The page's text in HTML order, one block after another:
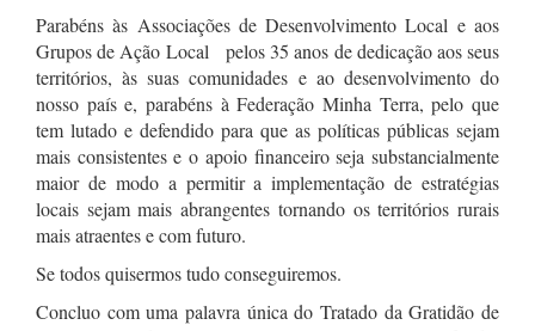
Parabéns às Associações de Desenvolvimento Local e aos
Grupos de Ação Local pelos 35 anos de dedicação aos seus
territórios, às suas comunidades e ao desenvolvimento do
nosso país e, parabéns à Federação Minha Terra, pelo que
tem lutado e defendido para que as políticas públicas sejam
mais consistentes e o apoio financeiro seja substancialmente
maior de modo a permitir a implementação de estratégias
locais sejam mais abrangentes tornando os territórios rurais
mais atraentes e com futuro.
Se todos quisermos tudo conseguiremos.
Concluo com uma palavra única do Tratado da Gratidão de